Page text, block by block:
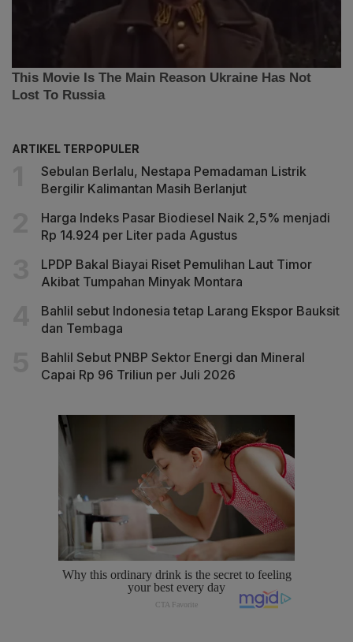
ARTIKEL TERPOPULER
Sebulan Berlalu, Nestapa Pemadaman Listrik
Bergilir Kalimantan Masih Berlanjut
Harga Indeks Pasar Biodiesel Naik 2,5% menjadi
Rp 14.924 per Liter pada Agustus
LPDP Bakal Biayai Riset Pemulihan Laut Timor
Akibat Tumpahan Minyak Montara
Bahlil sebut Indonesia tetap Larang Ekspor Bauksit
dan Tembaga
Bahlil Sebut PNBP Sektor Energi dan Mineral
Capai Rp 96 Triliun per Juli 2026